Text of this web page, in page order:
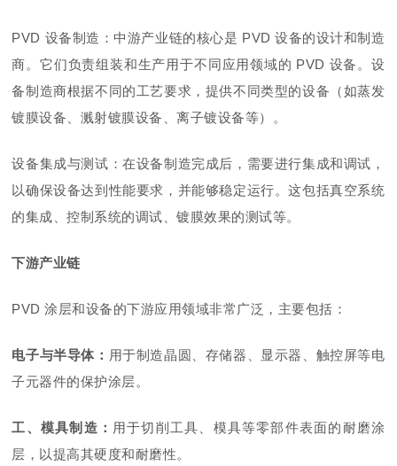
PVD 设备制造：中游产业链的核心是 PVD 设备的设计和制造
商。它们负责组装和生产用于不同应用领域的 PVD 设备。设
备制造商根据不同的工艺要求，提供不同类型的设备（如蒸发
镀膜设备、溅射镀膜设备、离子镀设备等）。
设备集成与测试：在设备制造完成后，需要进行集成和调试，
以确保设备达到性能要求，并能够稳定运行。这包括真空系统
的集成、控制系统的调试、镀膜效果的测试等。
下游产业链
PVD 涂层和设备的下游应用领域非常广泛，主要包括：
电子与半导体： 用于制造晶圆、存储器、显示器、触控屏等电
子元器件的保护涂层。
工、模具制造： 用于切削工具、模具等零部件表面的耐磨涂
层，以提高其硬度和耐磨性。